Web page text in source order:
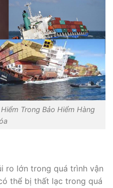
Trong Bảo Hiểm Hàng
ro lớn trong quá trình vận
thể bị thất lạc trong quá